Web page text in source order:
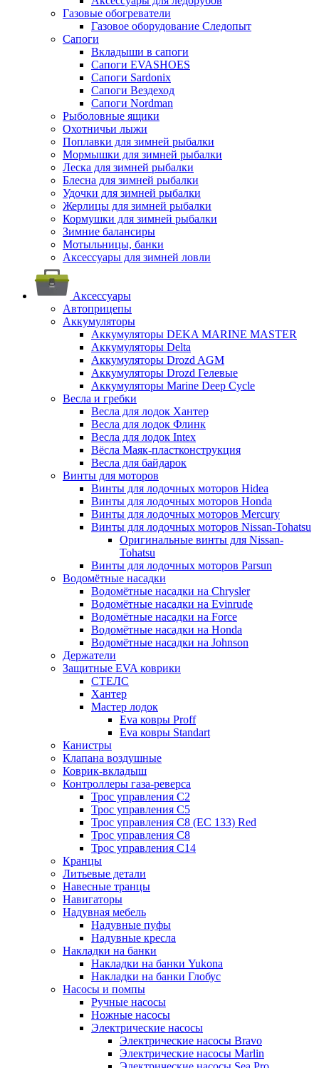
Газовые обогреватели
Газовое оборудование Следопыт
Сапоги
Вкладыши в сапоги
Сапоги EVASHOES
Сапоги Sardonix
Сапоги Вездеход
Сапоги Nordman
Рыболовные ящики
Охотничьи лыжи
Поплавки для зимней рыбалки
Мормышки для зимней рыбалки
Леска для зимней рыбалки
Блесна для зимней рыбалки
Удочки для зимней рыбалки
Жерлицы для зимней рыбалки
Кормушки для зимней рыбалки
Зимние балансиры
Мотыльницы, банки
Аксессуары для зимней ловли
Аксессуары
Автоприцепы
Аккумуляторы
Аккумуляторы DEKA MARINE MASTER
Аккумуляторы Delta
Аккумуляторы Drozd AGM
Аккумуляторы Drozd Гелевые
Аккумуляторы Marine Deep Cycle
Весла и гребки
Весла для лодок Хантер
Весла для лодок Флинк
Весла для лодок Intex
Вёсла Маяк-пластконструкция
Весла для байдарок
Винты для моторов
Винты для лодочных моторов Hidea
Винты для лодочных моторов Honda
Винты для лодочных моторов Mercury
Винты для лодочных моторов Nissan-Tohatsu
Оригинальные винты для Nissan-
Tohatsu
Винты для лодочных моторов Parsun
Водомётные насадки
Водомётные насадки на Chrysler
Водомётные насадки на Evinrude
Водомётные насадки на Force
Водомётные насадки на Honda
Водомётные насадки на Johnson
Держатели
Защитные EVA коврики
СТЕЛС
Хантер
Мастер лодок
Eva ковры Proff
Eva ковры Standart
Канистры
Клапана воздушные
Коврик-вкладыш
Контроллеры газа-реверса
Трос управления C2
Трос управления C5
Трос управления C8 (ЕС 133) Red
Трос управления C8
Трос управления C14
Кранцы
Литьевые детали
Навесные транцы
Навигаторы
Надувная мебель
Надувные пуфы
Надувные кресла
Накладки на банки
Накладки на банки Yukona
Накладки на банки Глобус
Насосы и помпы
Ручные насосы
Ножные насосы
Электрические насосы
Электрические насосы Bravo
Электрические насосы Marlin